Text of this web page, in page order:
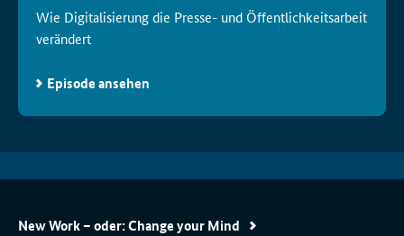
Wie Digitalisierung die Presse- und Öffentlichkeitsarbeit
verändert
Episode ansehen
New Work – oder: Change your Mind